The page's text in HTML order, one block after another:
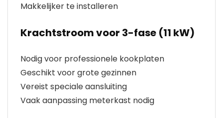
Makkelijker te installeren
Krachtstroom voor 3-fase (11 kW)
Nodig voor professionele kookplaten
Geschikt voor grote gezinnen
Vereist speciale aansluiting
Vaak aanpassing meterkast nodig